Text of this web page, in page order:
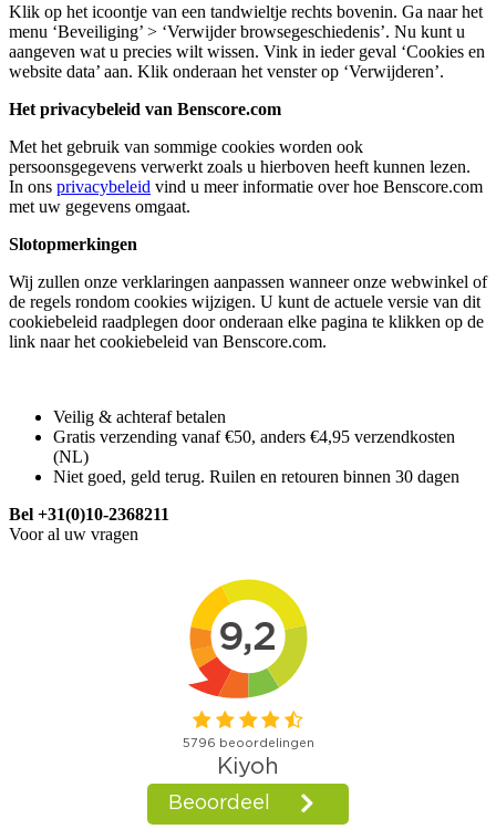
Klik op het icoontje van een tandwieltje rechts bovenin. Ga naar het
menu ‘Beveiliging’ > ‘Verwijder browsegeschiedenis’. Nu kunt u
aangeven wat u precies wilt wissen. Vink in ieder geval ‘Cookies en
website data’ aan. Klik onderaan het venster op ‘Verwijderen’.
Het privacybeleid van Benscore.com
Met het gebruik van sommige cookies worden ook
persoonsgegevens verwerkt zoals u hierboven heeft kunnen lezen.
In ons privacybeleid vind u meer informatie over hoe Benscore.com
met uw gegevens omgaat.
Slotopmerkingen
Wij zullen onze verklaringen aanpassen wanneer onze webwinkel of
de regels rondom cookies wijzigen. U kunt de actuele versie van dit
cookiebeleid raadplegen door onderaan elke pagina te klikken op de
link naar het cookiebeleid van Benscore.com.
Veilig & achteraf betalen
Gratis verzending vanaf €50, anders €4,95 verzendkosten
(NL)
Niet goed, geld terug. Ruilen en retouren binnen 30 dagen
Bel +31(0)10-2368211
Voor al uw vragen